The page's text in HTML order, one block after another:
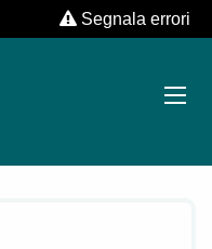
Segnala errori